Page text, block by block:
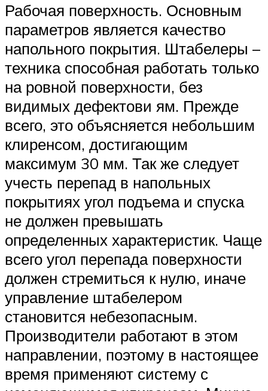
Рабочая поверхность. Основным
параметров является качество
напольного покрытия. Штабелеры –
техника способная работать только
на ровной поверхности, без
видимых дефектови ям. Прежде
всего, это объясняется небольшим
клиренсом, достигающим
максимум 30 мм. Так же следует
учесть перепад в напольных
покрытиях угол подъема и спуска
не должен превышать
определенных характеристик. Чаще
всего угол перепада поверхности
должен стремиться к нулю, иначе
управление штабелером
становится небезопасным.
Производители работают в этом
направлении, поэтому в настоящее
время применяют систему с